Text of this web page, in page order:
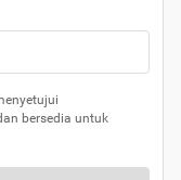
bersedia untuk